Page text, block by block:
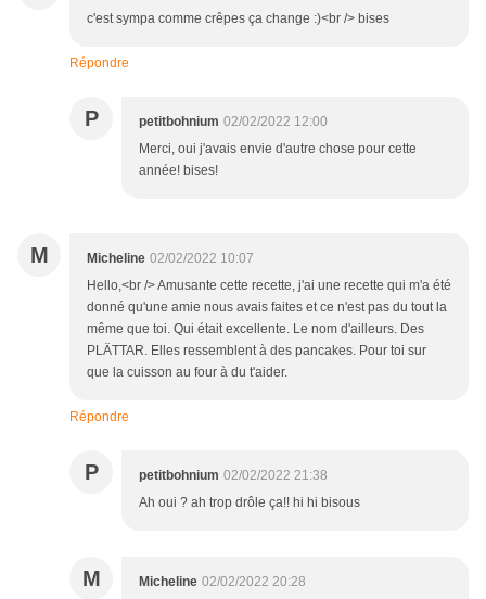
c'est sympa comme crêpes ça change :)<br /> bises
Répondre
P petitbohnium 02/02/2022 12:00
Merci, oui j'avais envie d'autre chose pour cette
année! bises!
M Micheline 02/02/2022 10:07
Hello,<br /> Amusante cette recette, j'ai une recette qui m'a été
donné qu'une amie nous avais faites et ce n'est pas du tout la
même que toi. Qui était excellente. Le nom d'ailleurs. Des
PLÄTTAR. Elles ressemblent à des pancakes. Pour toi sur
que la cuisson au four à du t'aider.
Répondre
P petitbohnium 02/02/2022 21:38
Ah oui ? ah trop drôle ça!! hi hi bisous
M Micheline 02/02/2022 20:28